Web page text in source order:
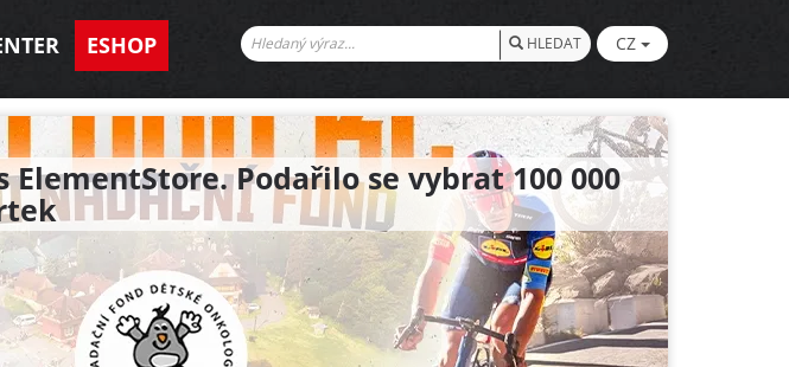
ESHOP HLEDAT CZ
ElementStore. Podařilo se vybrat 100 000